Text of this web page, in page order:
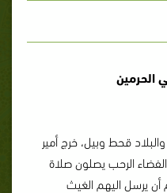
الحرمين
قحط وبيل، خرج أمير
الرحب يصلون صلاة
أن يرسل اليهم الغيث